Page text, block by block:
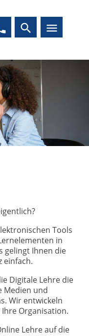
search menu
Tools
in
gelingt Ihnen die
einfach.
Digitale Lehre die
Medien und
Wir entwickeln
Organisation.
Lehre auf die